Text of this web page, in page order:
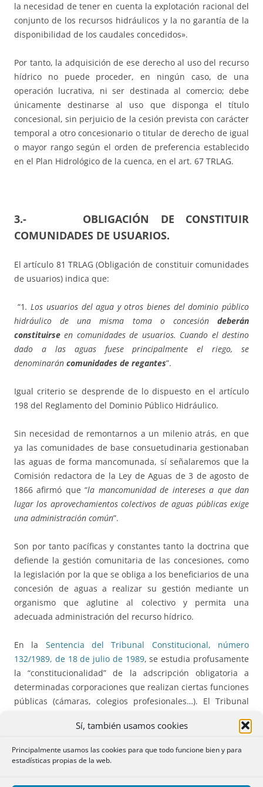
Sí, también usamos cookies
Principalmente usamos las cookies para que todo funcione bien y para
estadísticas propias de la web.
la necesidad de tener en cuenta la explotación racional del
conjunto de los recursos hidráulicos y la no garantía de la
disponibilidad de los caudales concedidos».
Por tanto, la adquisición de ese derecho al uso del recurso
hídrico no puede proceder, en ningún caso, de una
operación lucrativa, ni ser destinada al comercio; debe
únicamente destinarse al uso que disponga el título
concesional, sin perjuicio de la cesión prevista con carácter
temporal a otro concesionario o titular de derecho de igual
o mayor rango según el orden de preferencia establecido
en el Plan Hidrológico de la cuenca, en el art. 67 TRLAG.
3.- OBLIGACIÓN DE CONSTITUIR
COMUNIDADES DE USUARIOS.
El artículo 81 TRLAG (Obligación de constituir comunidades
de usuarios) indica que:
“1. Los usuarios del agua y otros bienes del dominio público
hidráulico de una misma toma o concesión deberán
constituirseen comunidades de usuarios. Cuando el destino
dado a las aguas fuese principalmente el riego, se
denominarán comunidades de regantes”.
Igual criterio se desprende de lo dispuesto en el artículo
198 del Reglamento del Dominio Público Hidráulico.
Sin necesidad de remontarnos a un milenio atrás, en que
ya las comunidades de base consuetudinaria gestionaban
las aguas de forma mancomunada, sí señalaremos que la
Comisión redactora de la Ley de Aguas de 3 de agosto de
1866 afirmó que “la mancomunidad de intereses a que dan
lugar los aprovechamientos colectivos de aguas públicas exige
una administración común”.
Son por tanto pacíficas y constantes tanto la doctrina que
defiende la gestión comunitaria de las concesiones, como
la legislación por la que se obliga a los beneficiarios de una
concesión de aguas a realizar su gestión mediante un
organismo que aglutine al colectivo y permita una
adecuada administración del recurso hídrico.
En la Sentencia del Tribunal Constitucional, número
132/1989, de 18 de julio de 1989, se estudia profusamente
la “constitucionalidad” de la adscripción obligatoria a
determinadas corporaciones que realizan ciertas funciones
públicas (cámaras, colegios profesionales…). El Tribunal
libre decisión u opción de los afectados, para la obtención